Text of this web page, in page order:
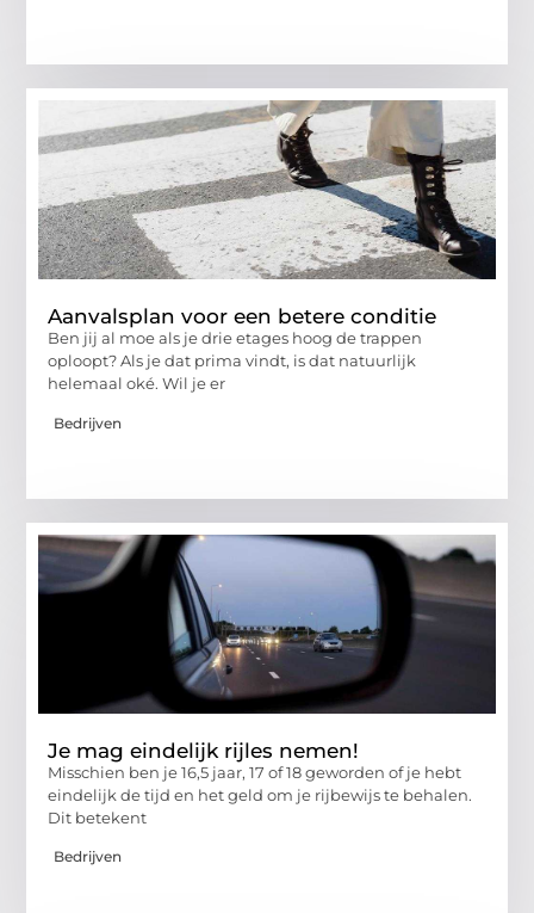
Aanvalsplan voor een betere conditie
Ben jij al moe als je drie etages hoog de trappen
oploopt? Als je dat prima vindt, is dat natuurlijk
helemaal oké. Wil je er
Bedrijven
Je mag eindelijk rijles nemen!
Misschien ben je 16,5 jaar, 17 of 18 geworden of je hebt
eindelijk de tijd en het geld om je rijbewijs te behalen.
Dit betekent
Bedrijven